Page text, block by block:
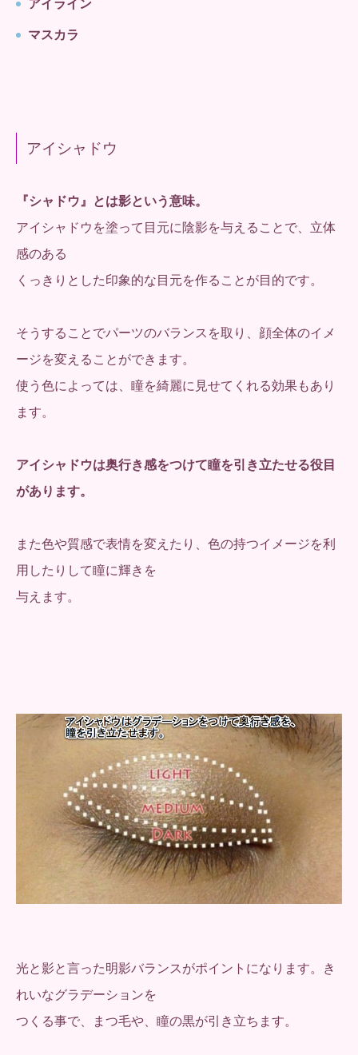
アイライン
マスカラ
アイシャドウ
『シャドウ』とは影という意味。
アイシャドウを塗って目元に陰影を与えることで、立体
感のある
くっきりとした印象的な目元を作ることが目的です。
そうすることでパーツのバランスを取り、顔全体のイメ
ージを変えることができます。
使う色によっては、瞳を綺麗に見せてくれる効果もあり
ます。
アイシャドウは奥行き感をつけて瞳を引き立たせる役目
があります。
また色や質感で表情を変えたり、色の持つイメージを利
用したりして瞳に輝きを
与えます。
光と影と言った明影バランスがポイントになります。き
れいなグラデーションを
つくる事で、まつ毛や、瞳の黒が引き立ちます。